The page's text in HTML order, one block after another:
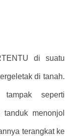
di suatu
di tanah.
seperti
menonjol
terangkat ke